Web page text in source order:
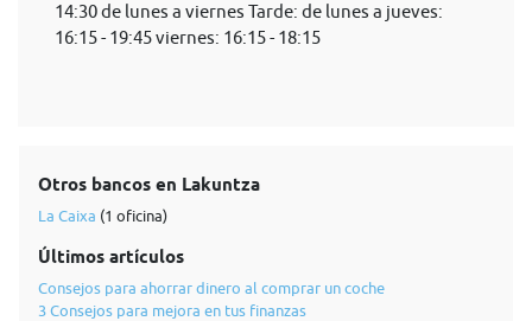
14:30 de lunes a viernes Tarde: de lunes a jueves:
16:15 - 19:45 viernes: 16:15 - 18:15
Otros bancos en Lakuntza
La Caixa (1 oficina)
Últimos artículos
Consejos para ahorrar dinero al comprar un coche
3 Consejos para mejora en tus finanzas